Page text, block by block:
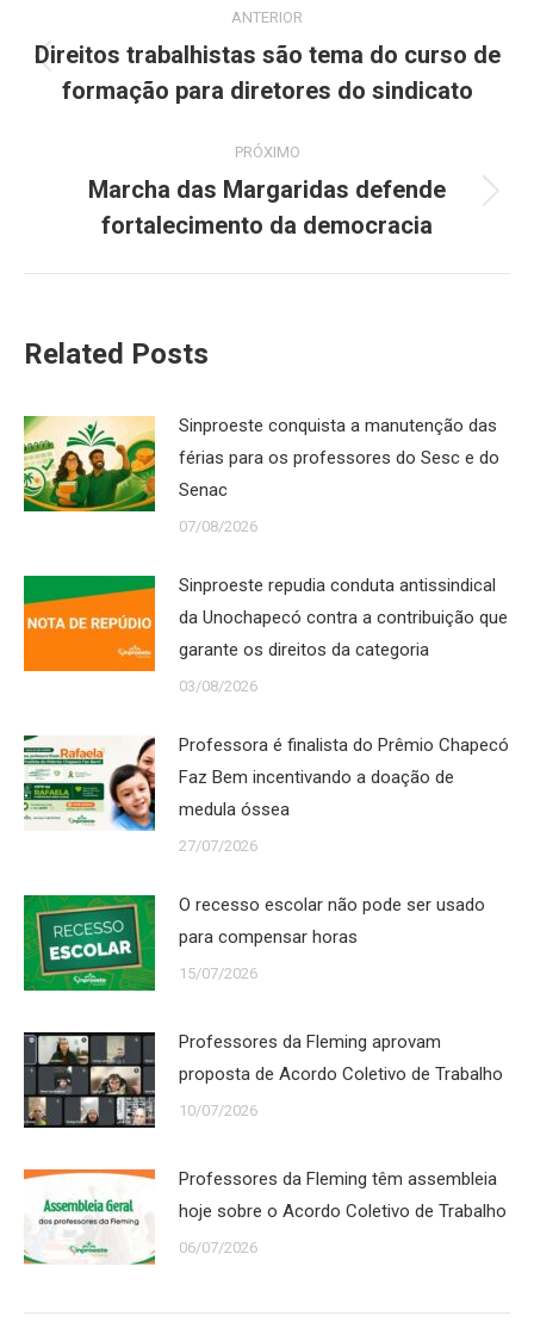
de
post:
ANTERIOR
Post
anterior:
Direitos trabalhistas são tema do curso de
formação para diretores do sindicato
PRÓXIMO
Próximo
post:
Marcha das Margaridas defende
fortalecimento da democracia
Related Posts
Sinproeste conquista a manutenção das
férias para os professores do Sesc e do
Senac
07/08/2026
Sinproeste repudia conduta antissindical
da Unochapecó contra a contribuição que
garante os direitos da categoria
03/08/2026
Professora é finalista do Prêmio Chapecó
Faz Bem incentivando a doação de
medula óssea
27/07/2026
O recesso escolar não pode ser usado
para compensar horas
15/07/2026
Professores da Fleming aprovam
proposta de Acordo Coletivo de Trabalho
10/07/2026
Professores da Fleming têm assembleia
hoje sobre o Acordo Coletivo de Trabalho
06/07/2026